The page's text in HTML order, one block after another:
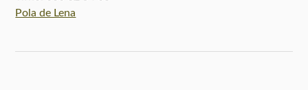
Pola de Lena